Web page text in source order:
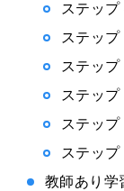
ステッ
ステッ
ステッ
ステッ
ステッ
ステッ
教師あり学